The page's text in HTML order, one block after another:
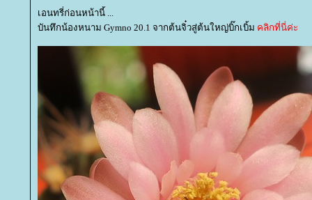
เอนทรี่ก่อนหน้านี้ ...
บันทึกน้องหนาม Gymno 20.1 จากต้นจิ๋วสู่ต้นใหญ่บิ๊กเบิ้ม คลิกที่นี่ค่ะ